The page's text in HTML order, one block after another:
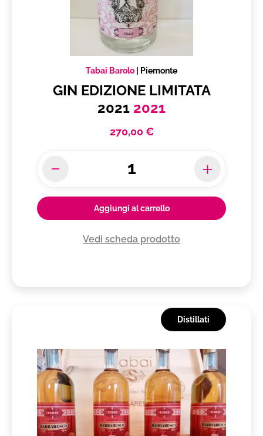
Tabai Barolo Piemonte
GIN EDIZIONE LIMITATA
2021 2021
270,00 €
Aggiungi al carrello
Vedi scheda prodotto
Distillati